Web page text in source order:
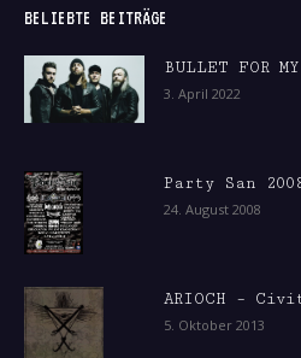
BELIEBTE BEITRÄGE
BULLET FOR
3. April 2022
Party San
24. August 2008
ARIOCH –
5. Oktober 2013